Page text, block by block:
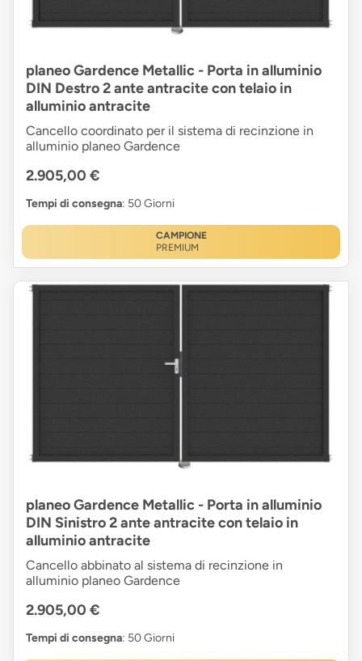
planeo Gardence Metallic - Porta in alluminio
DIN Destro 2 ante antracite con telaio in
alluminio antracite
Cancello coordinato per il sistema di recinzione in
alluminio planeo Gardence
2.905,00 €
Tempi di consegna: 50 Giorni
CAMPIONE
PREMIUM
planeo Gardence Metallic - Porta in alluminio
DIN Sinistro 2 ante antracite con telaio in
alluminio antracite
Cancello abbinato al sistema di recinzione in
alluminio planeo Gardence
2.905,00 €
Tempi di consegna: 50 Giorni